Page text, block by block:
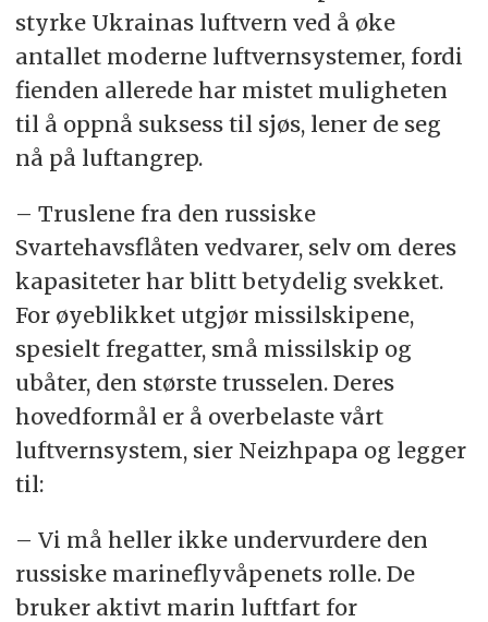
styrke Ukrainas luftvern ved å øke
antallet moderne luftvernsystemer, fordi
fienden allerede har mistet muligheten
til å oppnå suksess til sjøs, lener de seg
nå på luftangrep.
– Truslene fra den russiske
Svartehavsflåten vedvarer, selv om deres
kapasiteter har blitt betydelig svekket.
For øyeblikket utgjør missilskipene,
spesielt fregatter, små missilskip og
ubåter, den største trusselen. Deres
hovedformål er å overbelaste vårt
luftvernsystem, sier Neizhpapa og legger
til:
– Vi må heller ikke undervurdere den
russiske marineflyvåpenets rolle. De
bruker aktivt marin luftfart for